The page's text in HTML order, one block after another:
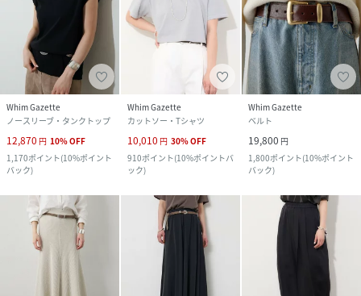
Whim Gazette
ノースリーブ・タンクトップ
12,870 円 10%OFF
1,170ポイント(10%ポイント
バック)
Whim Gazette
カットソー・Tシャツ
10,010 円 30%OFF
910ポイント(10%ポイントバ
ック)
Whim Gazette
ベルト
19,800 円
1,800ポイント(10%ポイント
バック)